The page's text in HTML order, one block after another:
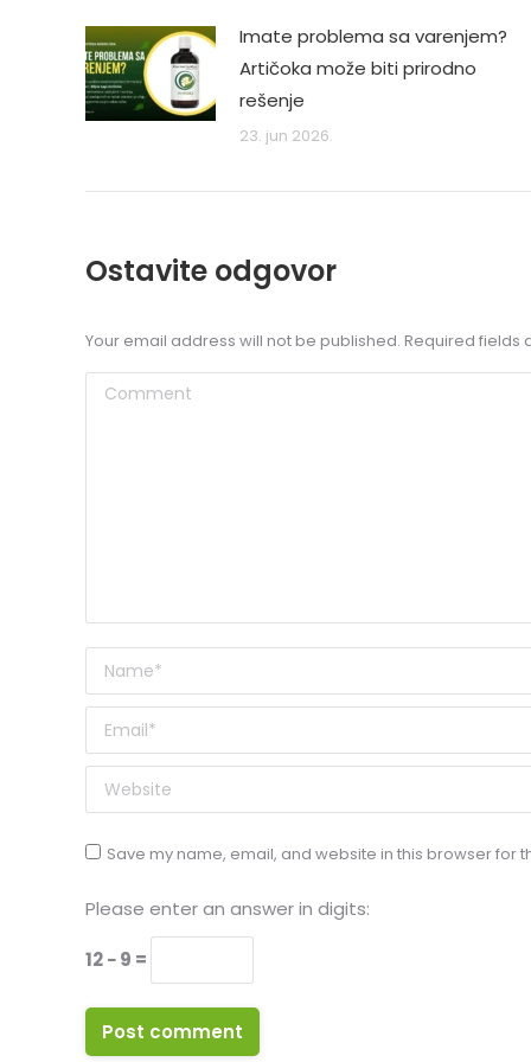
Imate problema sa varenjem?
Artičoka može biti prirodno
rešenje
23. jun 2026.
Ostavite odgovor
Your email address will not be published. Required fields
Comment
Name *
Email *
Website
Save my name, email, and website in this browser for
Please enter an answer in digits:
12 − 9 =
Post comment